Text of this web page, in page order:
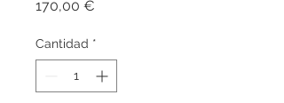
170,00 €
Cantidad *